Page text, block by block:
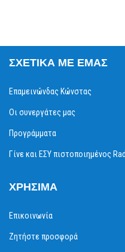
ΣΧΕΤΙΚΆ ΜΕ ΕΜΆΣ
Επαμεινώνδας Κώνστας
Οι συνεργάτες μας
Προγράμματα
Γίνε και ΕΣΥ πιστοποιημένος
ΧΡΉΣΙΜΑ
Επικοινωνία
Ζητήστε προσφορά